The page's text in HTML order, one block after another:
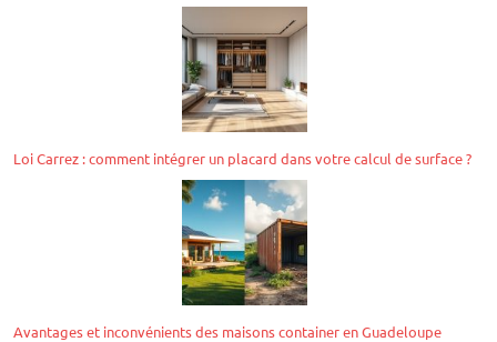
Loi Carrez : comment intégrer un placard dans votre calcul de surface ?
Avantages et inconvénients des maisons container en Guadeloupe